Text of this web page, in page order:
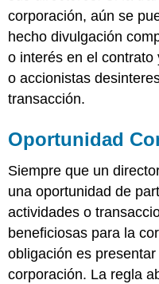
corporación, aún se
hecho divulgación
o interés en el
o accionistas
transacción.
Oportunidad
Siempre que un
una oportunidad de
actividades o
beneficiosas para la
obligación es
corporación. La regla